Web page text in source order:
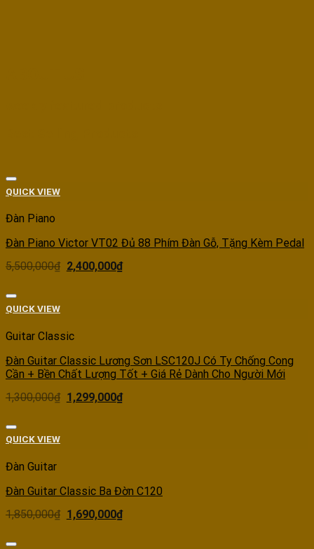
QUICK VIEW
Đàn Piano
Đàn Piano Victor VT02 Đủ 88 Phím Đàn Gỗ, Tặng Kèm Pedal
5,500,000₫ 2,400,000₫
QUICK VIEW
Guitar Classic
Đàn Guitar Classic Lương Sơn LSC120J Có Ty Chống Cong
Cần + Bền Chất Lượng Tốt + Giá Rẻ Dành Cho Người Mới
1,300,000₫ 1,299,000₫
QUICK VIEW
Đàn Guitar
Đàn Guitar Classic Ba Đờn C120
1,850,000₫ 1,690,000₫